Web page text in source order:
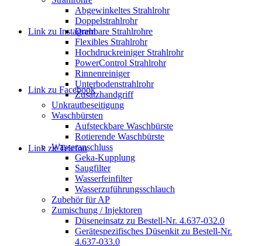
Link zu Instagram
Link zu Facebook
Link zu Telefon
Abgewinkeltes Strahlrohr
Doppelstrahlrohr
Drehbare Strahlrohre
Flexibles Strahlrohr
Hochdruckreiniger Strahlrohr
PowerControl Strahlrohr
Rinnenreiniger
Unterbodenstrahlrohr
Zusatzhandgriff
Unkrautbeseitigung
Waschbürsten
Aufsteckbare Waschbürste
Rotierende Waschbürste
Wasseranschluss
Geka-Kupplung
Saugfilter
Wasserfeinfilter
Wasserzuführungsschlauch
Zubehör für AP
Zumischung / Injektoren
Düseneinsatz zu Bestell-Nr. 4.637-032.0
Gerätespezifisches Düsenkit zu Bestell-Nr.
4.637-033.0